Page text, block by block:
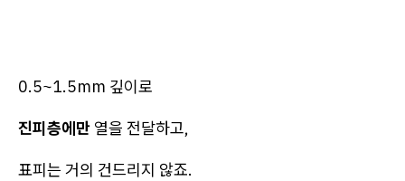
0.5~1.5mm 깊이로
진피층에만 열을 전달하고,
표피는 거의 건드리지 않죠.